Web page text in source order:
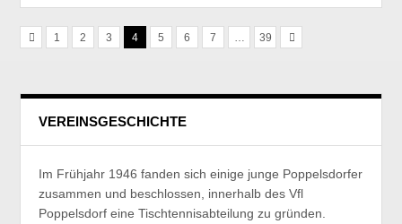
1 2 3 4 5 6 7 … 39
VEREINSGESCHICHTE
Im Frühjahr 1946 fanden sich einige junge Poppelsdorfer
zusammen und beschlossen, innerhalb des Vfl
Poppelsdorf eine Tischtennisabteilung zu gründen.